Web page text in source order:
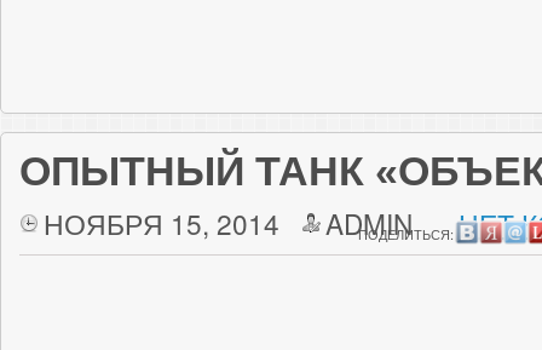
ОПЫТНЫЙ ТАНК
НОЯБРЯ 15, 2014 ADMIN НЕТ
ПОДЕЛИТЬСЯ: